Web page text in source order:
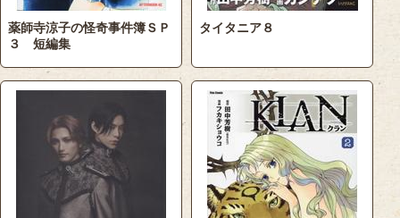
薬師寺涼子の怪奇事件簿ＳＰ
３ 短編集
タイタニア８